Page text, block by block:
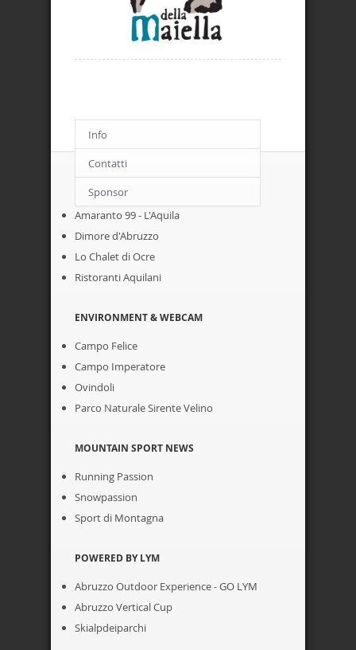
Info
Contatti
Sponsor
ACCOMODATION
Amaranto 99 - L'Aquila
Dimore d'Abruzzo
Lo Chalet di Ocre
Ristoranti Aquilani
ENVIRONMENT & WEBCAM
Campo Felice
Campo Imperatore
Ovindoli
Parco Naturale Sirente Velino
MOUNTAIN SPORT NEWS
Running Passion
Snowpassion
Sport di Montagna
POWERED BY LYM
Abruzzo Outdoor Experience - GO LYM
Abruzzo Vertical Cup
Skialpdeiparchi